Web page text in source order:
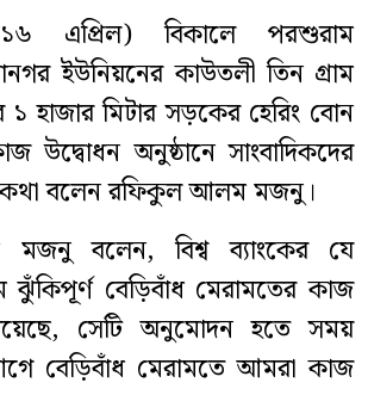
এপ্রিল) বিকালে পরশুরাম
ইউনিয়নের কাউতলী তিন গ্রাম
হাজার মিটার সড়কের হেরিং বোন
উদ্বোধন অনুষ্ঠানে সাংবাদিকদের
কথা বলেন রফিকুল আলম মজনু।
বলেন, বিশ্ব ব্যাংকের যে
ঝুঁকিপূর্ণ বেড়িবাঁধ মেরামতের কাজ
সেটি অনুমোদন হতে সময়
বেড়িবাঁধ মেরামতে আমরা কাজ